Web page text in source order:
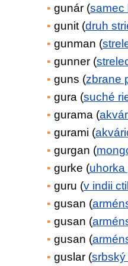
gunár (samec
gunit (druh
gunman (
gunner (
guns (zbrane
gura (suché
gurama (
gurami (
gurgan (
gurke (uhorka
guru (v indii
gusan (
gusan (
gusan (
guslar (